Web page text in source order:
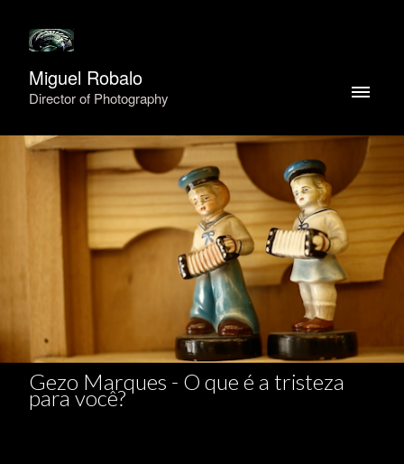
Miguel Robalo
Director of Photography
Gezo Marques - O que é a tristeza
para você?